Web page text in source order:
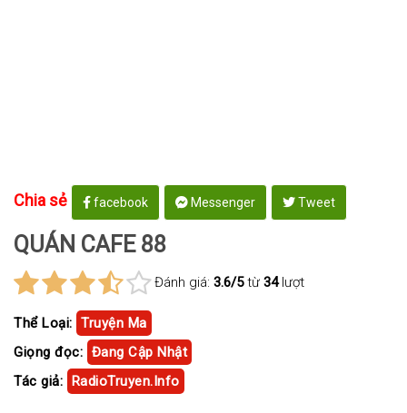
Chia sẻ facebook Messenger Tweet
QUÁN CAFE 88
Đánh giá: 3.6/5từ 34lượt
Thể Loại: Truyện Ma
Giọng đọc: Đang Cập Nhật
Tác giả: RadioTruyen.Info